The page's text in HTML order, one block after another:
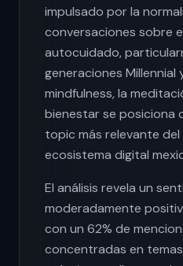
impulsado por la
conversaciones sobre
autocuidado,
generaciones Millennial
mindfulness, la
bienestar se posiciona
topic más relevante
ecosistema digital
El análisis revela un
moderadamente
con un 62% de
concentradas en